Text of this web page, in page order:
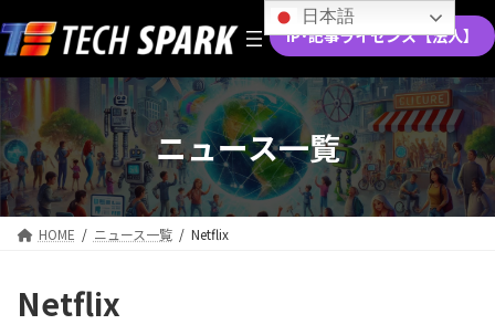
ン
テ
ン
ツ
へ
ス
キ
ッ
プ
ビ
ゲ
ー
シ
ョ
ン
に
移
動
IP･記事ライセンス【法人】
ニュース一覧
HOME ニュース一覧 Netflix
Netflix
日本語